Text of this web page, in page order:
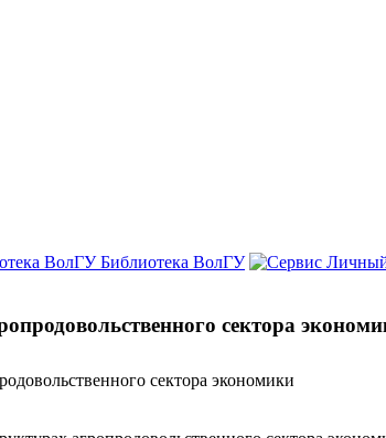
Библиотека ВолГУ
сектора
сектора экономики